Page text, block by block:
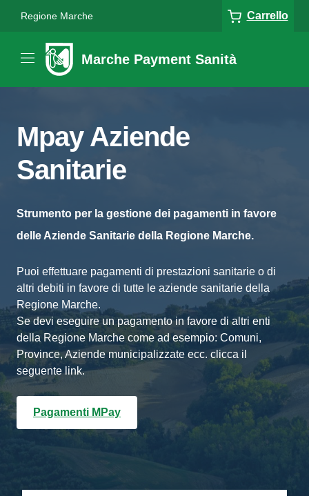
Regione Marche Carrello
Marche Payment Sanità
Mpay Aziende
Sanitarie
Strumento per la gestione dei pagamenti in favore
delle Aziende Sanitarie della Regione Marche.
Puoi effettuare pagamenti di prestazioni sanitarie o di
altri debiti in favore di tutte le aziende sanitarie della
Regione Marche.
Se devi eseguire un pagamento in favore di altri enti
della Regione Marche come ad esempio: Comuni,
Province, Aziende municipalizzate ecc. clicca il
seguente link.
Pagamenti MPay